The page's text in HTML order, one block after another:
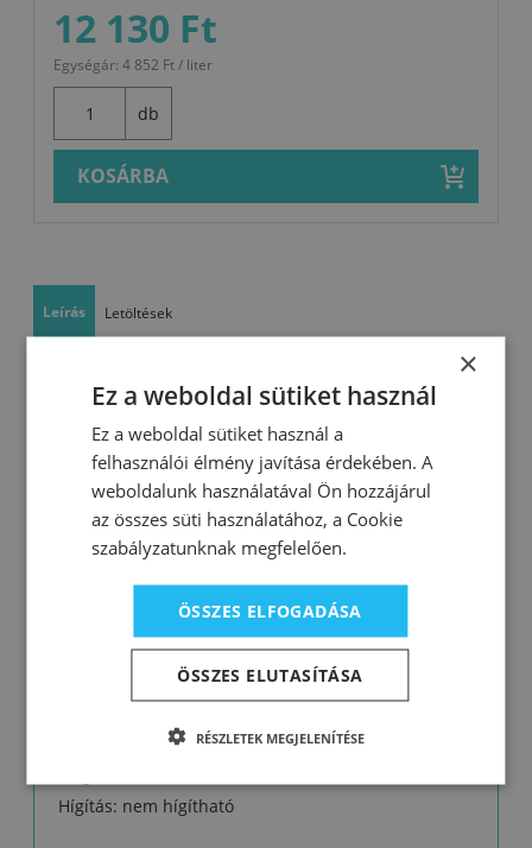
12 130 Ft
Egységár: 4 852 Ft / liter
db
KOSÁRBA
Leírás Letöltések
A fa dekoratív és mély védelmére
•átlátszó, a faanyagba mélyen behatoló bevonat
•rugalmasság – a védőréteg nem repedezik és nem
pattog le
•egyszerű felhordás
Felhasználás:
Használható köztes vagy fedőbevonatként
fafelületek védő- és díszítőrendszereihez bel- és
kültéren: burkolatok, falborítások és mennyezetek,
Kiadósság: 1 l egy rétegben 10 – 12 m2 felületre
Hígítás: nem hígítható
×
Ez a weboldal sütiket használ
Ez a weboldal sütiket használ a
felhasználói élmény javítása érdekében. A
weboldalunk használatával Ön hozzájárul
az összes süti használatához, a Cookie
szabályzatunknak megfelelően.
ÖSSZES ELFOGADÁSA
ÖSSZES ELUTASÍTÁSA
RÉSZLETEK MEGJELENÍTÉSE